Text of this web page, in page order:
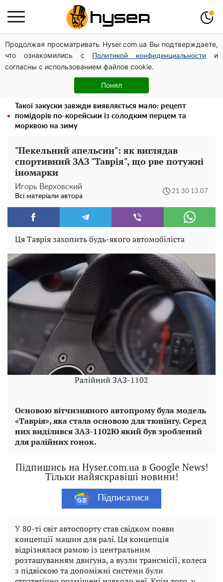
Продолжая просматривать Hyser.com.ua Вы подтверждаете,
что ознакомились с
Политикой конфиденциальности
и
согласны с использованием файлов cookie.
Понял
Українська авіатранспортна асоціація звернулася до
Мінфіну із закликом уніфікувати оподаткування
авіалізингу
Тому й виглядає так молодо: 5 простих та улюблених
страв Алли Пугачової, про які ви достеменно не знали
Такої закуски завжди виявляється мало: рецепт
помідорів по-корейськи із солодким перцем та
морквою на зиму
"Пекельний апельсин": як виглядав
спортивний ЗАЗ "Таврія", що рве потужні
іномарки
Игорь Верховский
Всі матеріали автора
21:30 13.07
Ця Таврія захопить будь-якого автомобіліста
Ралійний ЗАЗ-1102
Основою вітчизняного автопрому була модель
«Таврія», яка стала основою для тюнінгу. Серед
них виділився ЗАЗ-1102Ю який був зроблений
для ралійних гонок.
Підпишись на Hyser.com.ua в Google News!
Тільки найяскравіші новини!
Підписатися
У 80-ті світ автоспорту став свідком появи
концепції машин для ралі. Ця концепція
відрізнялася рамою із центральним
розташуванням двигуна, а вузли трансмісії, колеса
з підвіскою та допоміжні системи були